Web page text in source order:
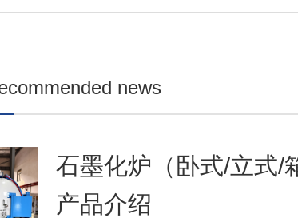
news
石墨化炉（卧式/立式/
产品介绍